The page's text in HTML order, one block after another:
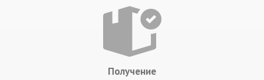
Получение